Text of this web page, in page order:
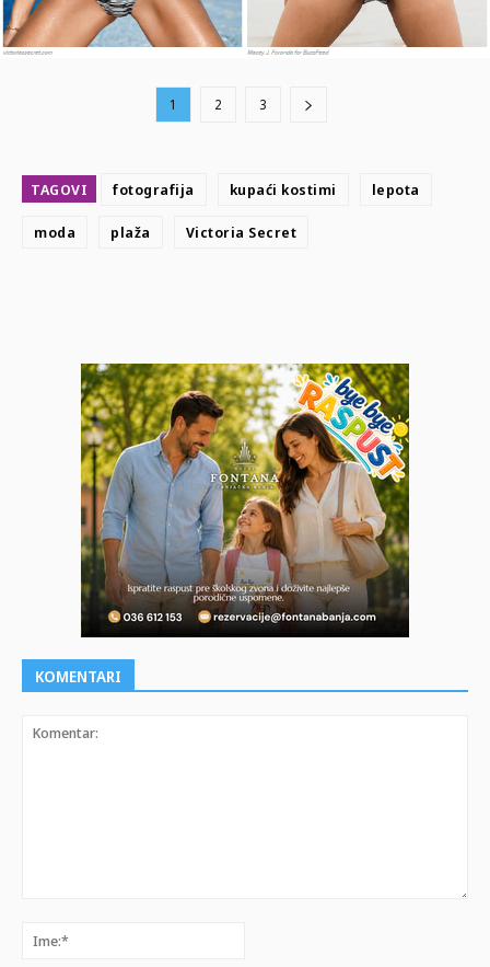
1 2 3
TAGOVI fotografija kupaći kostimi lepota
moda plaža Victoria Secret
KOMENTARI